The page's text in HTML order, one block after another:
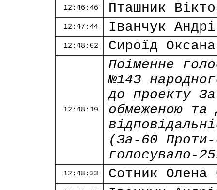
12:46:46 Пташник
12:47:44 Іванчук
12:48:02 Сироїд
12:48:19
Поіменне
№143
до проекту
обмеженою та
(За-60
голосувало-
12:48:33 Сотник Олена